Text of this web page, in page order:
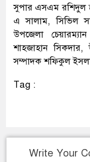
সুপার এসএম রশিদুল
এ সালাম, সিভিল
উপজেলা
শাহজাহান
সম্পাদক শফিকুল
Tag :
Write Your